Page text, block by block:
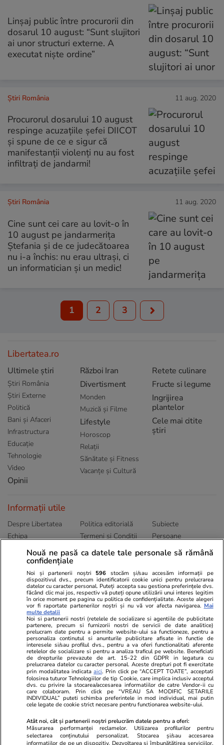
Linșaj public între procurorii din
dosarul 10 august: “Sunt slujitori
ai unor structuri externe. A
executat niște ordine”
Știri România 11 aug. 2020
Procurorul dosarului 10 august
respinge acuzațiile șefei DIICOT
și spune de ce e sigur că
manifestanții violenți nu au fost
infiltrați de jandarmi!
Știri România 11 aug. 2020
Cine sunt cei care au lovit-o în
10 august pe jandarmeriţa
Ştefania şi de ce judecătoarea
nu i-a închis: nu erau ultrași, ci
un informatician și un medic!
1 2 3
Libertatea.ro
Ultimele știri
Știri România
Știri Externe
Politică
Bani și Afaceri
Infrastructura
Educație
Tehnologie
Video
Opinii
Război Iran
Divertisment
Monden
Muzică și Filme
Lifestyle
Horoscop
Relații
Sănătate și Fitness
Vacanțe și Cultură
Retete culinare
Fructe si legume
Ingrijirea
plantelor
Cele mai citite
știri
Informații utile
Despre Libertatea
Echipa
Publicitate
Politica de
Politica editorială
Termeni și Conditii
Abonamente
Subiecte
Persoane
Sitemap
Ringier România
Libertatea pentru
Unica.ro
Program TV
Avantaje
ELLE
Gazeta Sporturilor
Stiri mondene
Calculator sarcina
Ajută Copiii
Locuri de muncă
Imobiliare.ro
Jobradar24
Imoradar24
Colecții Libertatea
Pariază responsabil! Decizia ONJN nr. 821/25.09.2025.
Jocurile de noroc sunt interzise minorilor.
© 2026 Ringier Romania. Toate drepturile rezervate
Nouă ne pasă ca datele tale personale să rămână
confidențiale
Noi și partenerii noștri 596 stocăm și/sau accesăm informații pe
dispozitivul dvs., precum identificatorii cookie unici pentru prelucrarea
datelor cu caracter personal. Puteți accepta sau gestiona preferințele dvs.
făcând clic mai jos, respectiv vă puteți opune utilizării unui interes legitim
în orice moment pe pagina cu politica de confidențialitate. Aceste alegeri
vor fi raportate partenerilor noștri și nu vă vor afecta navigarea. Mai
multe detalii
Noi si partenerii nostri (retelele de socializare si agentiile de publicitate
partenere, precum si furnizorii nostri de servicii de date analitice)
prelucram date pentru a permite website-ului sa functioneze, pentru a
personaliza continutul si anunturile publicitare afisate in functie de
interesele si/sau profilul dvs., pentru a va oferi functionalitati aferente
retelelor de socializare si pentru a analiza traficul pe website. Beneficiati
de drepturile prevazute de art. 15-22 din GDPR in legatura cu
prelucrarea datelor cu caracter personal. Aceste drepturi pot fi exercitate
prin modalitatea indicataaici. Prin click pe “ACCEPT TOATE”, acceptati
folosirea tuturor Tehnologiilor de tip Cookie, care implica inclusiv acceptul
dvs. cu privire la stocarea/accesarea informatiilor de catre Vendor-ii cu
care colaboram. Prin click pe “VREAU SA MODIFIC SETARILE
INDIVIDUAL” puteti schimba preferintele in mod individual, mai putin
cele legate de cookie strict necesare pentru functionarea website-ului.
Atât noi, cât și partenerii noștri prelucrăm datele pentru a oferi:
Măsurarea performanței reclamelor. Utilizarea profilurilor pentru
selectarea conținutului personalizat. Stocarea și/sau accesarea
informațiilor de pe un dispozitiv. Dezvoltarea și îmbunătățirea serviciilor.